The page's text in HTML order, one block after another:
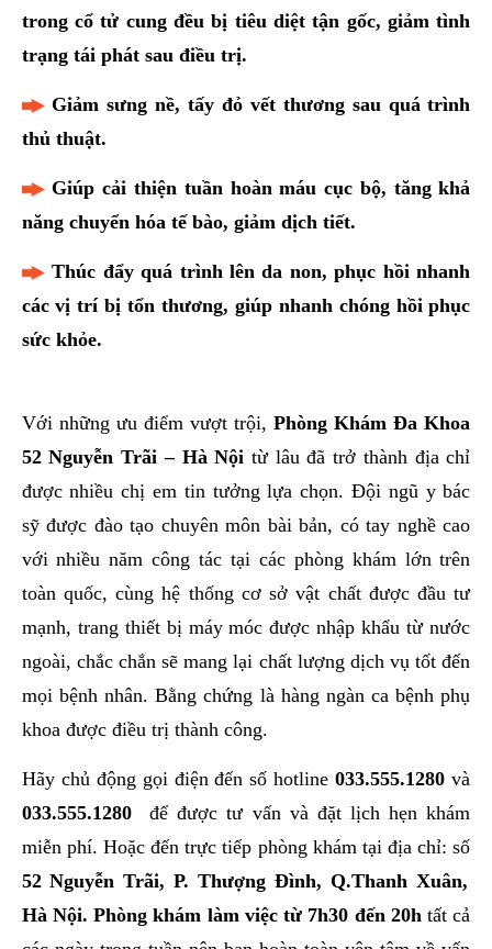
trong cổ tử cung đều bị tiêu diệt tận gốc, giảm tình
trạng tái phát sau điều trị.
Giảm sưng nề, tấy đỏ vết thương sau quá trình
thủ thuật.
Giúp cải thiện tuần hoàn máu cục bộ, tăng khả
năng chuyển hóa tế bào, giảm dịch tiết.
Thúc đẩy quá trình lên da non, phục hồi nhanh
các vị trí bị tổn thương, giúp nhanh chóng hồi phục
sức khỏe.
Với những ưu điểm vượt trội, Phòng Khám Đa Khoa
52 Nguyễn Trãi – Hà Nội từ lâu đã trở thành địa chỉ
được nhiều chị em tin tưởng lựa chọn. Đội ngũ y bác
sỹ được đào tạo chuyên môn bài bản, có tay nghề cao
với nhiều năm công tác tại các phòng khám lớn trên
toàn quốc, cùng hệ thống cơ sở vật chất được đầu tư
mạnh, trang thiết bị máy móc được nhập khẩu từ nước
ngoài, chắc chắn sẽ mang lại chất lượng dịch vụ tốt đến
mọi bệnh nhân. Bằng chứng là hàng ngàn ca bệnh phụ
khoa được điều trị thành công.
Hãy chủ động gọi điện đến số hotline 033.555.1280 và
033.555.1280để được tư vấn và đặt lịch hẹn khám
miễn phí. Hoặc đến trực tiếp phòng khám tại địa chỉ: số
52 Nguyễn Trãi, P. Thượng Đình, Q.Thanh Xuân,
Hà Nội. Phòng khám làm việc từ 7h30 đến 20htất cả